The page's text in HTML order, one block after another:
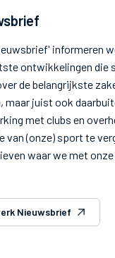
informeren
ontwikkelingen die
de belangrijkste
maar juist ook
met clubs en
van (onze) sport te
waar we met
Nieuwsbrief